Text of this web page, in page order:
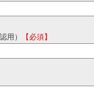
用） 【必須】